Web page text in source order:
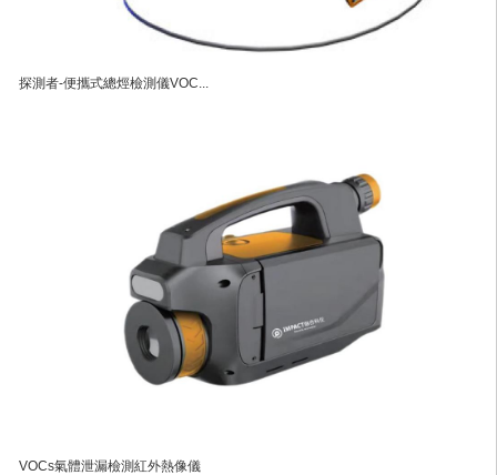
探測者-便攜式總烴檢測儀VOC...
VOCs氣體泄漏檢測紅外熱像儀